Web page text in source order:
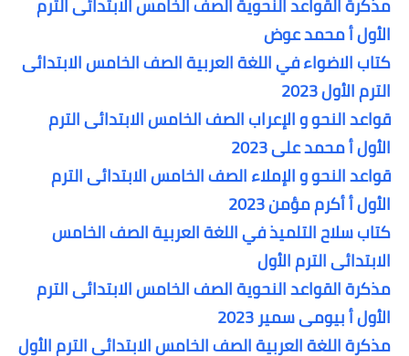
الأول أ محمد عوض
كتاب الاضواء في اللغة العربية الصف الخامس الابتدائى
الترم الأول 2023
قواعد النحو و الإعراب الصف الخامس الابتدائى الترم
الأول أ محمد على 2023
قواعد النحو و الإملاء الصف الخامس الابتدائى الترم
الأول أ أكرم مؤمن 2023
كتاب سلاح التلميذ في اللغة العربية الصف الخامس
الابتدائى الترم الأول
مذكرة القواعد النحوية الصف الخامس الابتدائى الترم
الأول أ بيومى سمير 2023
مذكرة اللغة العربية الصف الخامس الابتدائى الترم الأول